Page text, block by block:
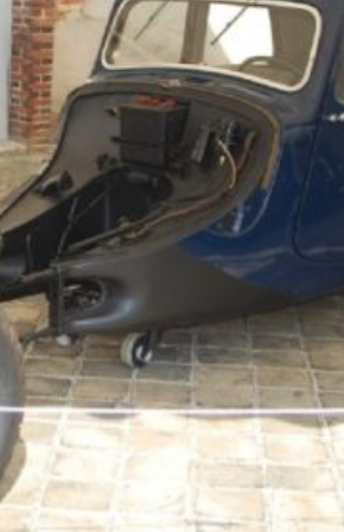
Notre local
La Boutique
Les pièces
L’assurance
Liens
La Revue
Les salons
La traction
La Traction des
membres
Bibliographie
Présentation 7
Présentation 11
Présentation 15 six
Evolution 7 et 11 -